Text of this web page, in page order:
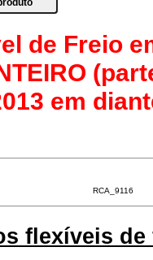
de Freio
em
RCA_9116
flexíveis de